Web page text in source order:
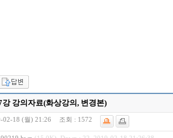
강 강의자료(화상강의, 변경본)
02-18 (월) 21:26 조회 : 1572